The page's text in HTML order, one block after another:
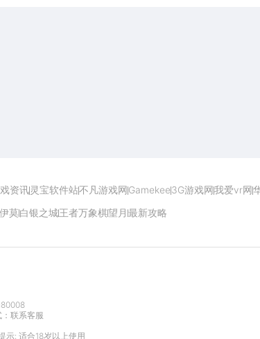
资讯灵宝软件站不凡游戏网Gamekee3G游戏网我爱vr网
莫白银之城王者万象棋望月 最新攻略
联系客服
示: 适合18岁以上使用